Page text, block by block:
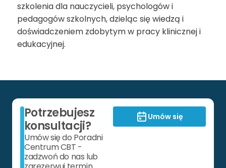
szkolenia dla nauczycieli, psychologów i
pedagogów szkolnych, dzieląc się wiedzą i
doświadczeniem zdobytym w pracy klinicznej i
edukacyjnej.
Potrzebujesz
konsultacji?
Umów się do Poradni
Centrum CBT -
zadzwoń do nas lub
Umów się